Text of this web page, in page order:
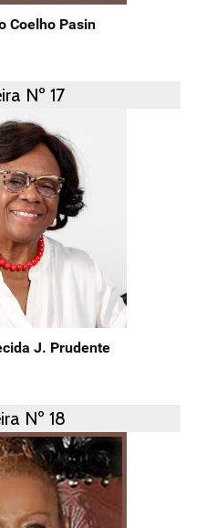
Coelho Pasin
Nº 17
J. Prudente
Nº 18